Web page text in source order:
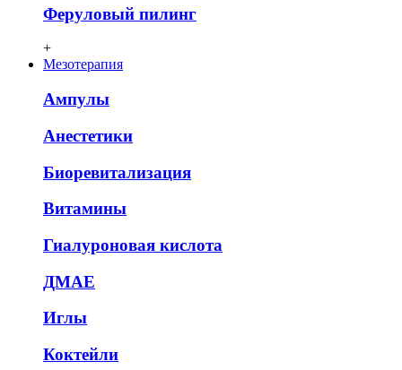
Феруловый пилинг
+
Мезотерапия
Ампулы
Анестетики
Биоревитализация
Витамины
Гиалуроновая кислота
ДМАЕ
Иглы
Коктейли